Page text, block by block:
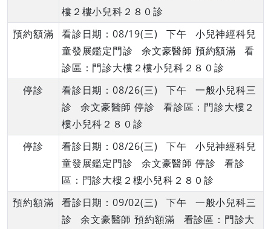
樓２樓小兒科２８０診
預約額滿
看診日期：08/19(三) 下午 小兒神經科兒
童發展鑑定門診 余文豪醫師 預約額滿 看
診區：門診大樓２樓小兒科２８０診
停診
看診日期：08/26(三) 下午 一般小兒科三
診 余文豪醫師 停診 看診區：門診大樓２
樓小兒科２８０診
停診
看診日期：08/26(三) 下午 小兒神經科兒
童發展鑑定門診 余文豪醫師 停診 看診
區：門診大樓２樓小兒科２８０診
預約額滿
看診日期：09/02(三) 下午 一般小兒科三
診 余文豪醫師 預約額滿 看診區：門診大